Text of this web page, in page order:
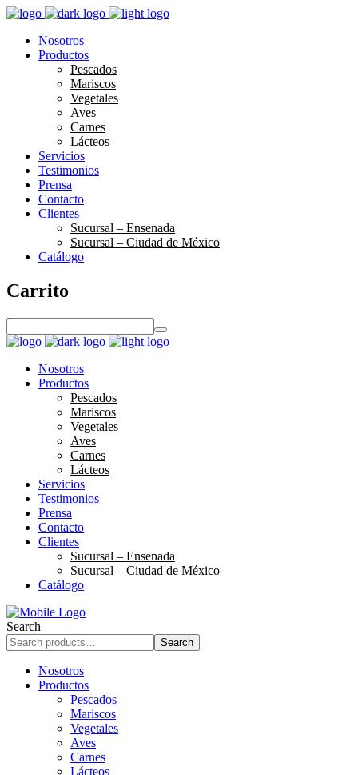
Nosotros
Productos
Pescados
Mariscos
Vegetales
Aves
Carnes
Lácteos
Servicios
Testimonios
Prensa
Contacto
Clientes
Sucursal – Ensenada
Sucursal – Ciudad de México
Catálogo
Carrito
e
Nosotros
Productos
Pescados
Mariscos
Vegetales
Aves
Carnes
Lácteos
Servicios
Testimonios
Prensa
Contacto
Clientes
Sucursal – Ensenada
Sucursal – Ciudad de México
Catálogo
Search
Search
Nosotros
Productos
Pescados
Mariscos
Vegetales
Aves
Carnes
Lácteos